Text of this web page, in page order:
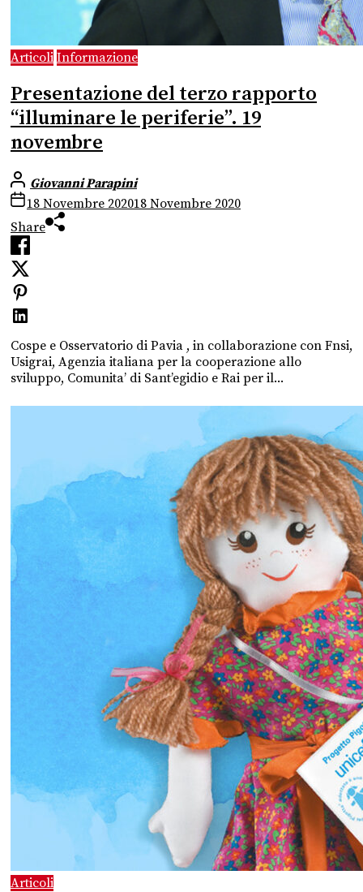
Articoli Informazione
Presentazione del terzo rapporto
“illuminare le periferie”. 19
novembre
Giovanni Parapini
18 Novembre 202018 Novembre 2020
Share
Cospe e Osservatorio di Pavia , in collaborazione con Fnsi,
Usigrai, Agenzia italiana per la cooperazione allo
sviluppo, Comunita’ di Sant’egidio e Rai per il...
Articoli